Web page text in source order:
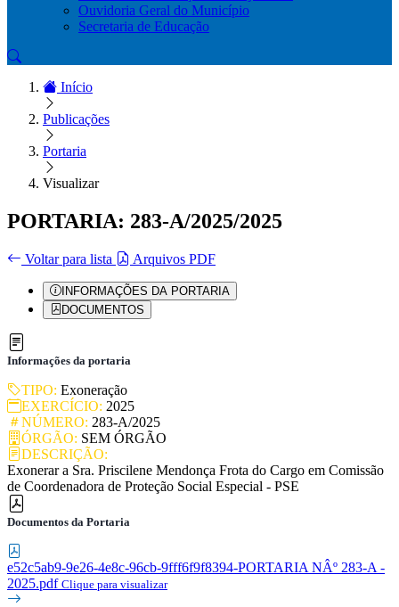
Ouvidoria Geral do Município
Secretaria de Educação
Início
Publicações
Portaria
Visualizar
PORTARIA: 283-A/2025/2025
Voltar para lista Arquivos PDF
INFORMAÇÕES DA PORTARIA
DOCUMENTOS
Informações da portaria
TIPO: Exoneração
EXERCÍCIO: 2025
NÚMERO: 283-A/2025
ÓRGÃO: SEM ÓRGÃO
DESCRIÇÃO:
Exonerar a Sra. Priscilene Mendonça Frota do Cargo em Comissão
de Coordenadora de Proteção Social Especial - PSE
Documentos da Portaria
e52c5ab9-9e26-4e8c-96cb-9fff6f9f8394-PORTARIA NÂº 283-A -
2025.pdf Clique para visualizar